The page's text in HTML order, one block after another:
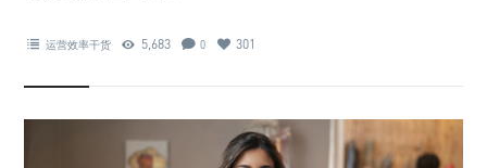
运营效率干货 5,683 0 301